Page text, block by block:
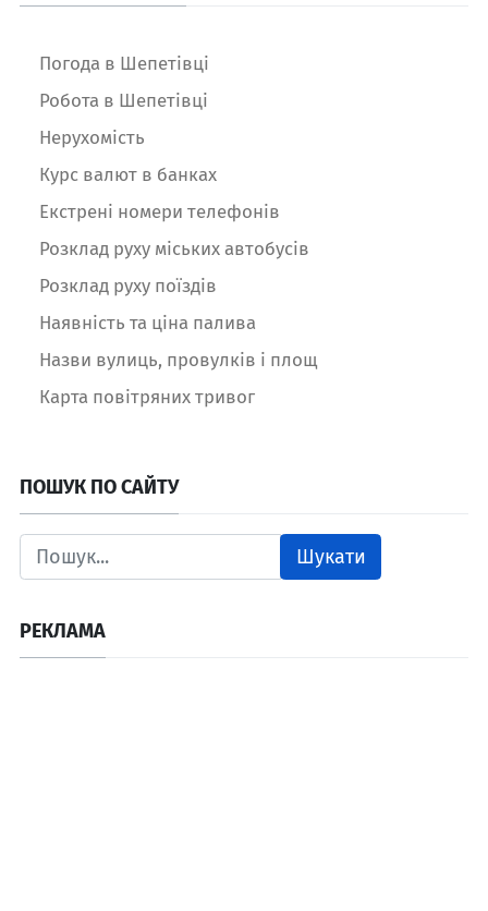
Погода в Шепетівці
Робота в Шепетівці
Нерухомість
Курс валют в банках
Екстрені номери телефонів
Розклад руху міських автобусів
Розклад руху поїздів
Наявність та ціна палива
Назви вулиць, провулків і площ
Карта повітряних тривог
ПОШУК ПО САЙТУ
Шукати
РЕКЛАМА